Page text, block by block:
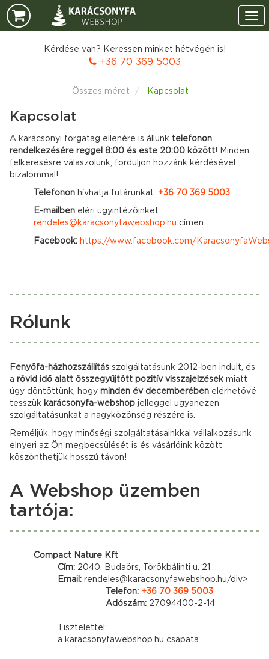
Kérdése van? Keressen minket hétvégén is!
+36 70 369 5003
Összes méret Kapcsolat
Kapcsolat
A karácsonyi forgatag ellenére is állunk telefonon
rendelkezésére reggel 8:00 és este 20:00 között! Minden
felkeresésre válaszolunk, forduljon hozzánk kérdésével
bizalommal!
Telefonon hívhatja futárunkat: +36 70 369 5003
E-mailben eléri ügyintézőinket:
rendeles@karacsonyfawebshop.hu címen
Facebook: https://www.facebook.com/
Rólunk
Fenyőfa-házhozszállítás szolgáltatásunk 2012-ben indult, és
a rövid idő alatt összegyűjtött pozitív visszajelzések miatt
úgy döntöttünk, hogy minden év decemberében elérhetővé
tesszük karácsonyfa-webshop jelleggel ugyanezen
szolgáltatásunkat a nagyközönség részére is.
Reméljük, hogy minőségi szolgáltatásainkkal vállalkozásunk
elnyeri az Ön megbecsülését is és vásárlóink között
köszönthetjük hosszú távon!
A Webshop üzemben
tartója:
Compact Nature Kft
Cím: 2040, Budaörs, Törökbálinti u. 21
Email: rendeles@karacsonyfawebshop.hu/div>
Telefon: +36 70 369 5003
Adószám: 27094400-2-14
Tisztelettel:
a karacsonyfawebshop.hu csapata